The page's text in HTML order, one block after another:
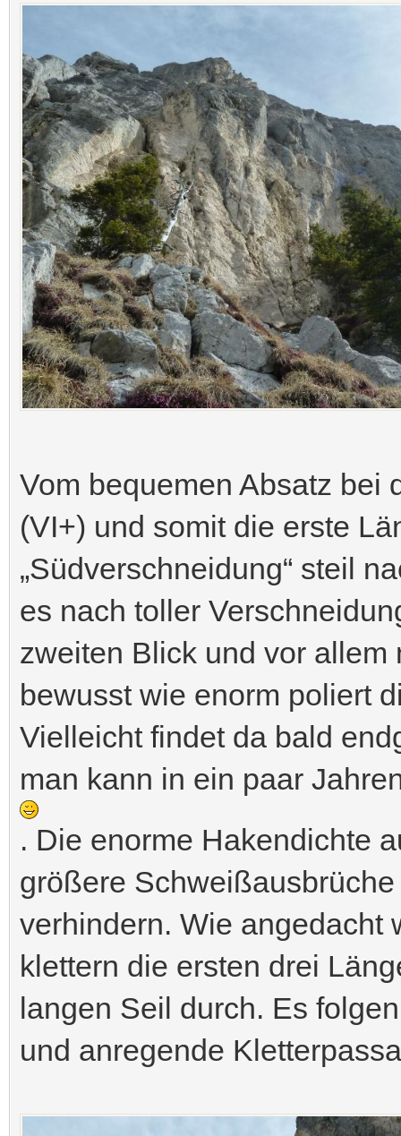
Vom bequemen Absatz bei
(VI+) und somit die erste
„Südverschneidung“ steil
es nach toller
zweiten Blick und vor
bewusst wie enorm poliert
Vielleicht findet da bald
man kann in ein paar
. Die enorme Hakendichte
größere
verhindern. Wie angedacht
klettern die ersten drei
langen Seil durch. Es
und anregende